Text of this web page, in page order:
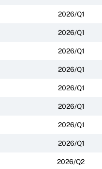
2026/Q1
2026/Q1
2026/Q1
2026/Q1
2026/Q1
2026/Q1
2026/Q1
2026/Q1
2026/Q2